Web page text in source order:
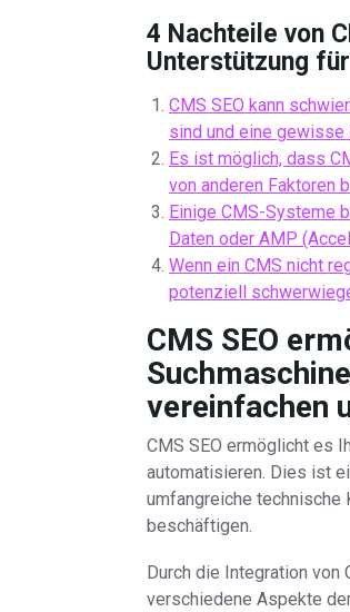
4 Nachteile von
Unterstützung
CMS SEO kann
sind und eine gewisse
Es ist möglich, dass
von anderen Faktoren
Einige CMS-Systeme
Daten oder AMP
Wenn ein CMS nicht
potenziell
CMS SEO
vereinfachen
CMS SEO ermöglicht es
automatisieren. Dies ist
umfangreiche technische
beschäftigen.
Durch die Integration von
verschiedene Aspekte